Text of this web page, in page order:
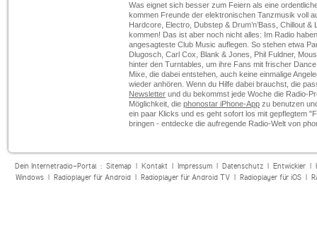
Was eignet sich besser zum Feiern als eine
kommen Freunde der elektronischen Tanzmusik voll
Hardcore, Electro, Dubstep & Drum’n’Bass, Chillout
kommen! Das ist aber noch nicht alles: Im Radio
angesagteste Club Music auflegen. So stehen etwa
Dlugosch, Carl Cox, Blank & Jones, Phil Fuldner,
hinter den Turntables, um ihre Fans mit frischer
Mixe, die dabei entstehen, auch keine einmalige
wieder anhören. Wenn du Hilfe dabei brauchst, die
Newsletter und du bekommst jede Woche die Radio-
Möglichkeit, die phonostar iPhone-App zu benutzen
ein paar Klicks und es geht sofort los mit gepflegtem
bringen - entdecke die aufregende Radio-Welt von
Dein Internetradio-Portal : Sitemap| Kontakt| Impressum| Datenschutz| Entwickler|
Windows| Radioplayer für Android| Radioplayer für Android TV| Radioplayer für iOS|